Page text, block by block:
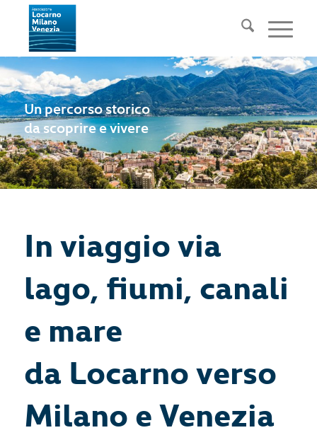
Un percorso storico
da scoprire e vivere
In viaggio via
lago, fiumi, canali
e mare
da Locarno verso
Milano e Venezia